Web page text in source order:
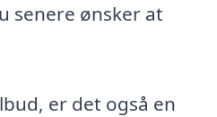
senere ønsker at
er det også en